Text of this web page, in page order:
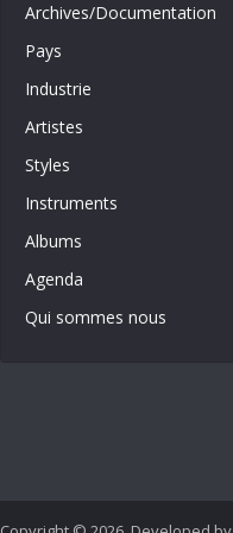
Archives/Documentation
Pays
Industrie
Artistes
Styles
Instruments
Albums
Agenda
Qui sommes nous